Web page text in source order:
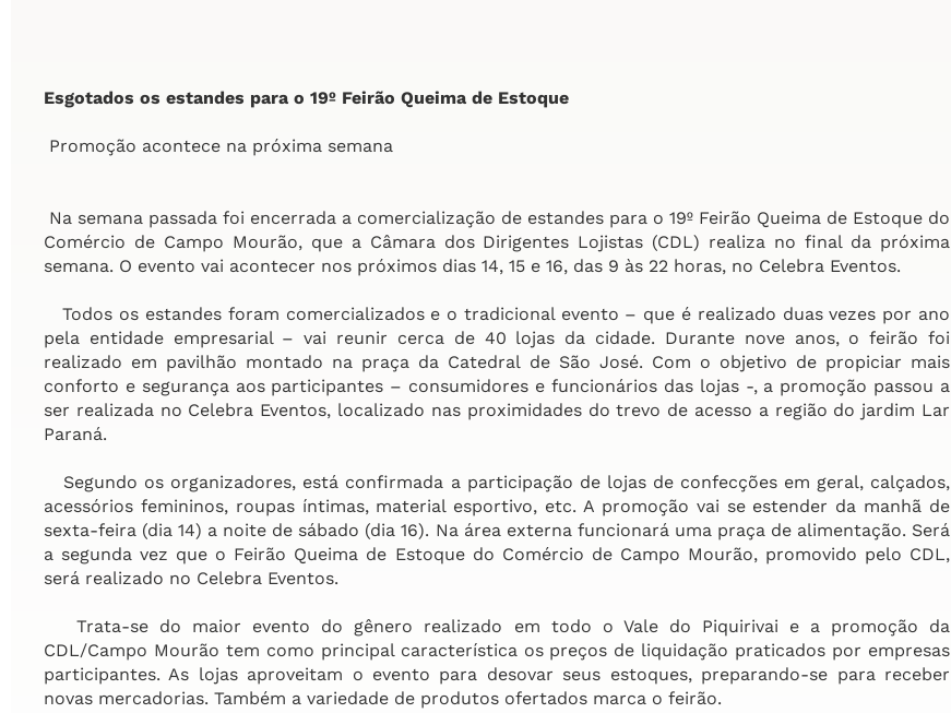
Esgotados os estandes para o 19º Feirão Queima de Estoque
Promoção acontece na próxima semana
Na semana passada foi encerrada a comercialização de estandes para o 19º Feirão Queima de Estoque do
Comércio de Campo Mourão, que a Câmara dos Dirigentes Lojistas (CDL) realiza no final da próxima
semana. O evento vai acontecer nos próximos dias 14, 15 e 16, das 9 às 22 horas, no Celebra Eventos.
Todos os estandes foram comercializados e o tradicional evento – que é realizado duas vezes por ano
pela entidade empresarial – vai reunir cerca de 40 lojas da cidade. Durante nove anos, o feirão foi
realizado em pavilhão montado na praça da Catedral de São José. Com o objetivo de propiciar mais
conforto e segurança aos participantes – consumidores e funcionários das lojas -, a promoção passou a
ser realizada no Celebra Eventos, localizado nas proximidades do trevo de acesso a região do jardim Lar
Paraná.
Segundo os organizadores, está confirmada a participação de lojas de confecções em geral, calçados,
acessórios femininos, roupas íntimas, material esportivo, etc. A promoção vai se estender da manhã de
sexta-feira (dia 14) a noite de sábado (dia 16). Na área externa funcionará uma praça de alimentação. Será
a segunda vez que o Feirão Queima de Estoque do Comércio de Campo Mourão, promovido pelo CDL,
será realizado no Celebra Eventos.
Trata-se do maior evento do gênero realizado em todo o Vale do Piquirivai e a promoção da
CDL/Campo Mourão tem como principal característica os preços de liquidação praticados por empresas
participantes. As lojas aproveitam o evento para desovar seus estoques, preparando-se para receber
novas mercadorias. Também a variedade de produtos ofertados marca o feirão.